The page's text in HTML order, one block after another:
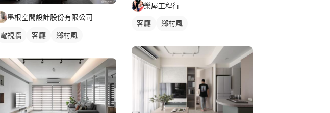
墨根空間設計股份有限公司
電視牆 客廳 鄉村風
樂屋工程行
客廳 鄉村風